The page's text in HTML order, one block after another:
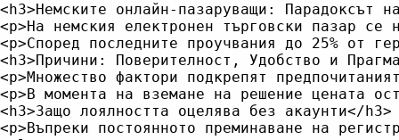
<h3>Немските онлайн-пазаруващи: Парадоксът
<p>На немския електронен търговски пазар
<p>Според последните проучвания до 25% от
<h3>Причини: Поверителност, Удобство и
<p>Множество фактори подкрепят
<p>В момента на вземане на решение цената
<h3>Защо лоялността оцелява без акаунти</h3>
<p>Въпреки постоянното преминаване на